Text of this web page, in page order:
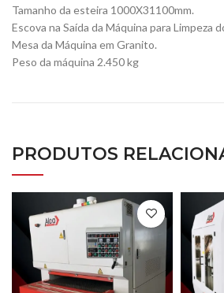
Tamanho da esteira 1000X31100mm.
Escova na Saída da Máquina para Limpeza
Mesa da Máquina em Granito.
Peso da máquina 2.450 kg
PRODUTOS